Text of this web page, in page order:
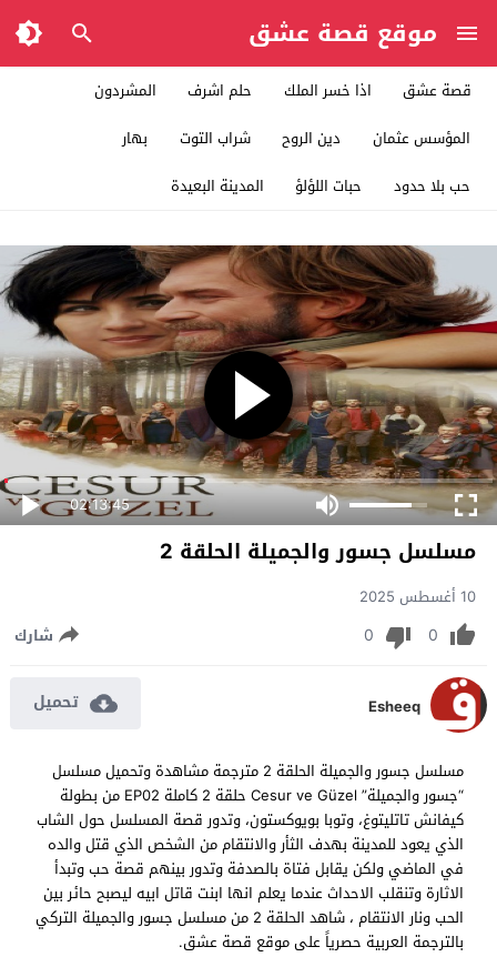
موقع قصة عشق
قصة عشق اذا خسر الملك حلم اشرف
المشردون
المؤسس عثمان
دين الروح شراب التوت
بهار
حب بلا حدود
حبات اللؤلؤ المدينة البعيدة
02:13:45
مسلسل جسور والجميلة الحلقة 2
10 أغسطس 2025
0
0 شارك
Esheeq تحميل
مسلسل جسور والجميلة الحلقة 2 مترجمة مشاهدة وتحميل مسلسل
“جسور والجميلة” Cesur ve Güzel حلقة 2 كاملة EP02 من بطولة
كيفانش تاتليتوغ، وتوبا بويوكستون، وتدور قصة المسلسل حول الشاب
الذي يعود للمدينة بهدف الثأر والانتقام من الشخص الذي قتل والده
في الماضي ولكن يقابل فتاة بالصدفة وتدور بينهم قصة حب وتبدأ
الاثارة وتنقلب الاحداث عندما يعلم انها ابنت قاتل ابيه ليصبح حائر بين
الحب ونار الانتقام ، شاهد الحلقة 2 من مسلسل جسور والجميلة التركي
بالترجمة العربية حصرياً على موقع قصة عشق.